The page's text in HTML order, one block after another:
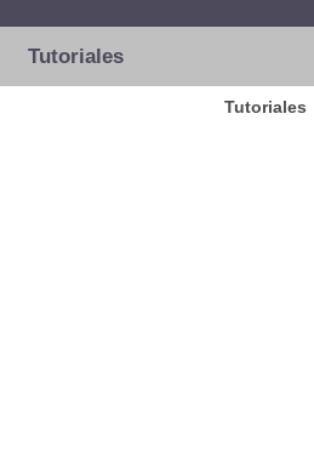
Tutoriales
Tutoriales